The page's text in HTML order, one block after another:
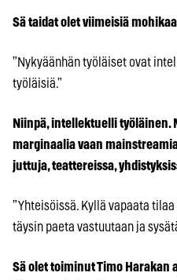
Sä taidat olet viimeisiä
”Nykyäänhän työläiset ovat
työläisiä.”
Niinpä, intellektuelli työläinen.
marginaalia vaan
juttuja, teattereissa,
”Yhteisöissä. Kyllä vapaata
täysin paeta vastuutaan ja
Sä olet toiminut Timo Harakan